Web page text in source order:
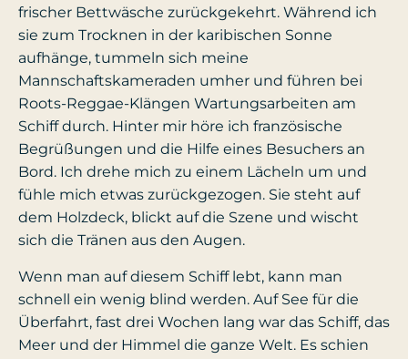
frischer Bettwäsche zurückgekehrt. Während ich
sie zum Trocknen in der karibischen Sonne
aufhänge, tummeln sich meine
Mannschaftskameraden umher und führen bei
Roots-Reggae-Klängen Wartungsarbeiten am
Schiff durch. Hinter mir höre ich französische
Begrüßungen und die Hilfe eines Besuchers an
Bord. Ich drehe mich zu einem Lächeln um und
fühle mich etwas zurückgezogen. Sie steht auf
dem Holzdeck, blickt auf die Szene und wischt
sich die Tränen aus den Augen.
Wenn man auf diesem Schiff lebt, kann man
schnell ein wenig blind werden. Auf See für die
Überfahrt, fast drei Wochen lang war das Schiff, das
Meer und der Himmel die ganze Welt. Es schien